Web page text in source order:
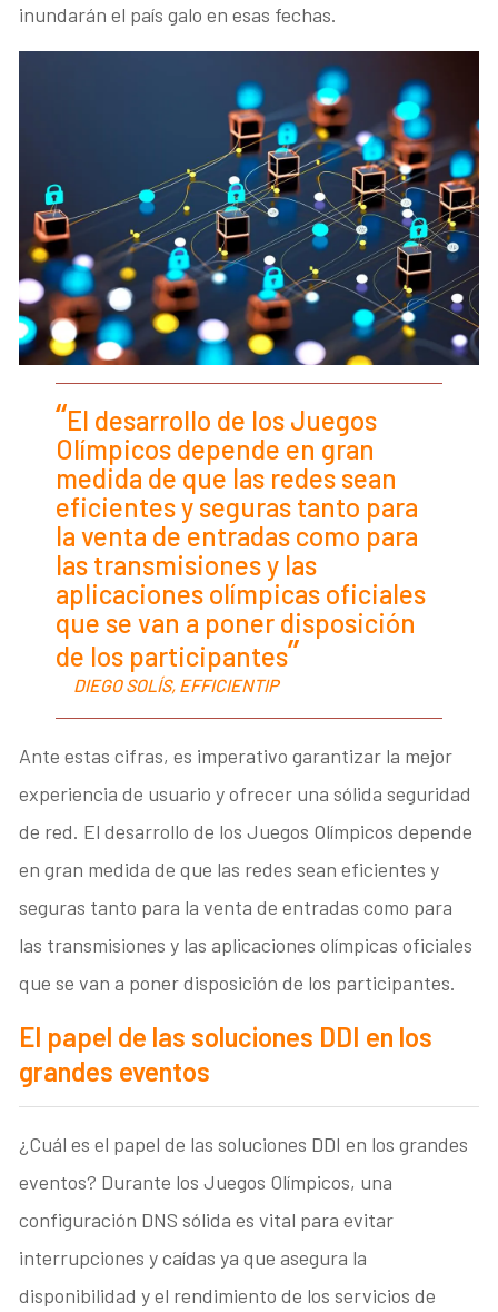
inundarán el país galo en esas fechas.
El desarrollo de los Juegos
Olímpicos depende en gran
medida de que las redes sean
eficientes y seguras tanto para
la venta de entradas como para
las transmisiones y las
aplicaciones olímpicas oficiales
que se van a poner disposición
de los participantes
DIEGO SOLÍS, EFFICIENTIP
Ante estas cifras, es imperativo garantizar la mejor
experiencia de usuario y ofrecer una sólida seguridad
de red. El desarrollo de los Juegos Olímpicos depende
en gran medida de que las redes sean eficientes y
seguras tanto para la venta de entradas como para
las transmisiones y las aplicaciones olímpicas oficiales
que se van a poner disposición de los participantes.
El papel de las soluciones DDI en los
grandes eventos
¿Cuál es el papel de las soluciones DDI en los grandes
eventos? Durante los Juegos Olímpicos, una
configuración DNS sólida es vital para evitar
interrupciones y caídas ya que asegura la
disponibilidad y el rendimiento de los servicios de